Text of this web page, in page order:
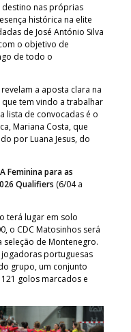
destino nas próprias
histórica na elite
de José António Silva
o objetivo de
de todo o
a aposta clara na
tem vindo a trabalhar
lista de convocadas é o
Mariana Costa, que
por Luana Jesus, do
Feminina para as
Qualifiers (6/04 a
terá lugar em solo
o CDC Matosinhos será
de Montenegro.
jogadoras portuguesas
grupo, um conjunto
golos marcados e